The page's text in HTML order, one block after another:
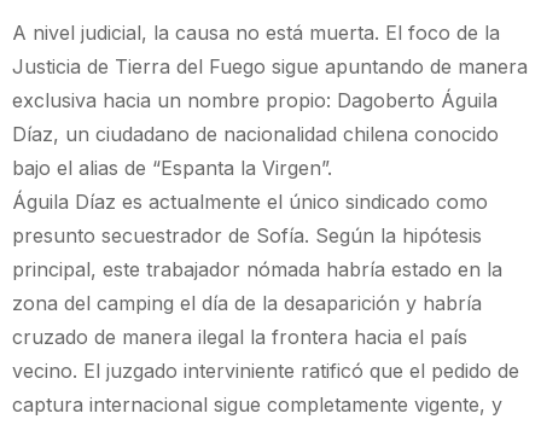
A nivel judicial, la causa no está muerta. El foco de la
Justicia de Tierra del Fuego sigue apuntando de manera
exclusiva hacia un nombre propio: Dagoberto Águila
Díaz, un ciudadano de nacionalidad chilena conocido
bajo el alias de “Espanta la Virgen”.
Águila Díaz es actualmente el único sindicado como
presunto secuestrador de Sofía. Según la hipótesis
principal, este trabajador nómada habría estado en la
zona del camping el día de la desaparición y habría
cruzado de manera ilegal la frontera hacia el país
vecino. El juzgado interviniente ratificó que el pedido de
captura internacional sigue completamente vigente, y